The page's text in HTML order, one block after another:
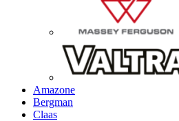
Amazone
Bergman
Claas